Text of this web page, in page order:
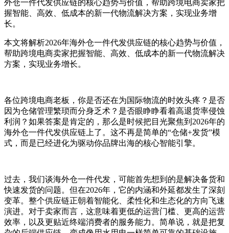
外仓一件代发供应链的核心趋势与价值，帮助跨境电商卖家把
握智能、高效、低成本的新一代物流解决方案，实现业务增
长。
本文将解析2026年海外仓一件代发供应链的核心趋势与价值，
帮助跨境电商卖家把握智能、高效、低成本的新一代物流解决
方案，实现业务增长。
各位跨境电商老板，你是否还在为国际物流的时效头疼？是否
因为仓储管理繁琐而分身乏术？是否眼睁睁看着高退货率侵蚀
利润？如果答案是肯定的，那么是时候把目光聚焦到2026年的
海外仓一件代发供应链上了。这不再是简单的“仓储+发货”模
式，而是已经进化为驱动你品牌出海的核心智能引擎。
过去，我们谈海外仓一件代发，可能首先想到的是解决备货和
快速发货的问题。但在2026年，它的内涵和外延都发生了深刻
变革。整个供应链正朝着智能化、柔性化和生态化的方向飞速
演进。对于卖家而言，这意味着更低的运营门槛、更高的运营
效率，以及更贴近终端消费者的服务能力。简单说，就是把复